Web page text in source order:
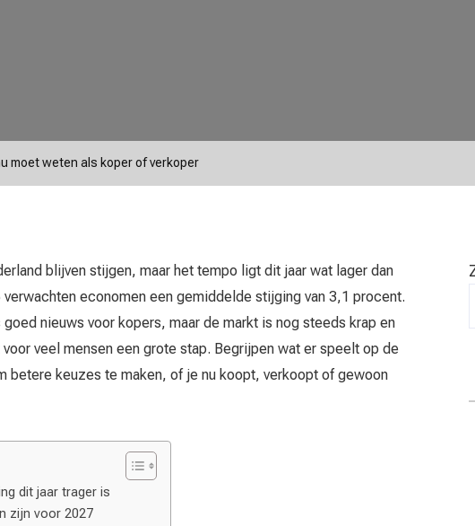
moet weten als koper of verkoper
blijven stijgen, maar het tempo ligt dit jaar wat lager dan
verwachten economen een gemiddelde stijging van 3,1 procent.
nieuws voor kopers, maar de markt is nog steeds krap en
veel mensen een grote stap. Begrijpen wat er speelt op de
betere keuzes te maken, of je nu koopt, verkoopt of gewoon
dit jaar trager is
zijn voor 2027